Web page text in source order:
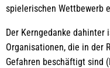
spielerischen Wettbewerb
Der Kerngedanke
Organisationen, die in der
Gefahren beschäftigt sind